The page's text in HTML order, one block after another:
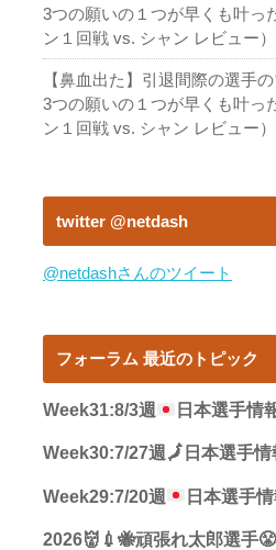
3つの願いの１つが早くも叶っ
ン１回戦 vs. シャン レビュー）
【鼻血出た】引退間際の選手
3つの願いの１つが早くも叶っ
ン１回戦 vs. シャン レビュー）
twitter @netdash
@netdashさんのツイート
フォーラム 最近のトピック
Week31:8/3週 日本選手情
Week30:7/27週🗾 日本選手情
Week29:7/20週 日本選手
2026👹💉🐝頑張れ太郎選手